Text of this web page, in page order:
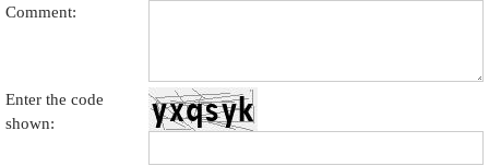
Comment:
Enter the code
shown: